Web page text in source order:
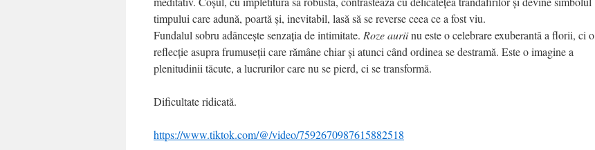
timpului care adună, poartă și, inevitabil, lasă să se reverse ceea ce a fost viu.
Fundalul sobru adâncește senzația de intimitate. Roze auriinu este o celebrare exuberantă a florii, ci o
reflecție asupra frumuseții care rămâne chiar și atunci când ordinea se destramă. Este o imagine a
plenitudinii tăcute, a lucrurilor care nu se pierd, ci se transformă.
Dificultate ridicată.
https://www.tiktok.com/@/video/7592670987615882518